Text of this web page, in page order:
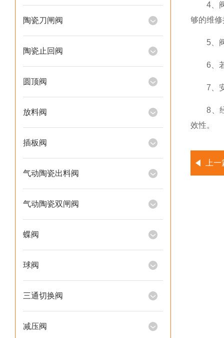
陶瓷刀闸阀
陶瓷止回阀
圆顶阀
放料阀
插板阀
气动陶瓷出料阀
气动陶瓷双闸阀
蝶阀
球阀
三通切换阀
减压阀
4、阀
够的维
5、阀
6、若
7、安
8、经
效性。
上